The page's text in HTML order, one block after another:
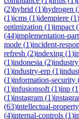
(2)hybrid (1)hydrogen (
(1)icms (1)idempiere (1)
optimization (1)impact (
(44)implementation-
mode (1)incident-
refresh (2)indexing (1)
(1)indonesia (2)industry
(1)industry-erp (1)
(1)information-security
(1)infusionsoft (1)inp (1
(1)instagram (1)
(63)intellectual-property
(4)internal-controls (1)